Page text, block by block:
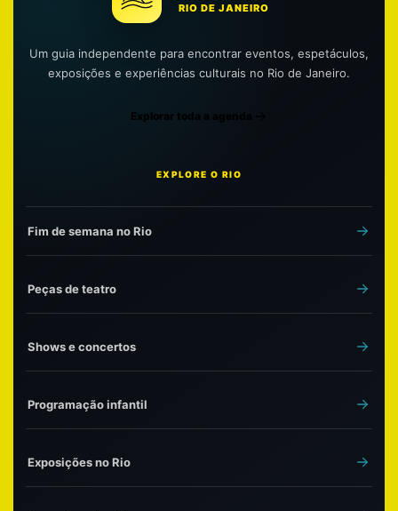
RIO DE JANEIRO
Um guia independente para encontrar eventos, espetáculos,
exposições e experiências culturais no Rio de Janeiro.
Explorar toda a agenda
EXPLORE O RIO
Fim de semana no Rio
Peças de teatro
Shows e concertos
Programação infantil
Exposições no Rio